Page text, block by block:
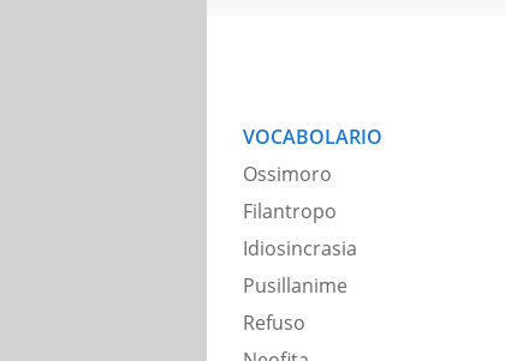
VOCABOLARIO
Ossimoro
Filantropo
Idiosincrasia
Pusillanime
Refuso